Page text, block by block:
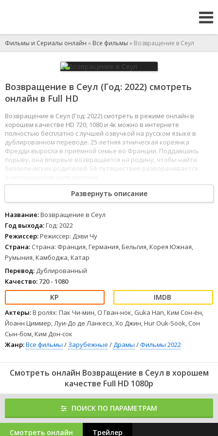
Фильмы и Сериалы онлайн » Все фильмы » Возвращение в Сеул
Возвращение в Сеул (Год: 2022) смотреть
онлайн в Full HD
Возвращение в Сеул (Год: 2022) смотреть в режиме онлайн в
хорошем качестве HD 720, 1080 и 4к можно в интернете
полностью бесплатно с лучшей озвучкой на русском языке в
дублированном переводе. 25-летняя этническая кореянка
Фредди выросла в приёмной семье во Франции. Поддавшись
порыву, она впервые возвращается на родину, чтобы найти
биологических родителей. Её путешествие разворачивается
12345 678
Развернуть описание
Название:Возвращение в Сеул
Год выхода:Год: 2022
Режиссер:Режиссер: Дэви Чу
Страна: Страна: Франция, Германия, Бельгия, Корея Южная,
Румыния, Камбоджа, Катар
Перевод: Дублированный
Качество: 720 - 1080
Актеры:В ролях: Пак Чи-мин, О Гван-нок, Guka Han, Ким Сон-ён,
Йоанн Циммер, Луи-До де Ланкесэ, Хо Джин, Hur Ouk-Sook, Сон
Сын-бом, Ким Дон-сок
Жанр:Все фильмы / Зарубежные /Драмы /Фильмы 2022
Смотреть онлайн Возвращение в Сеул в хорошем
качестве Full HD 1080p
ПОИСК ПО ПАРАМЕТРАМ
Смотреть онлайн Трейлер